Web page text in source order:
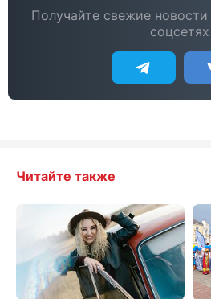
Получайте свежие
соцсетях
Читайте также